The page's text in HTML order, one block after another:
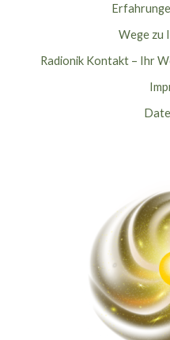
Wege zu
Radionik Kontakt – Ihr